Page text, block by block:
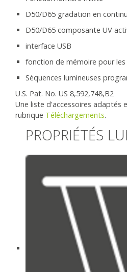
D50/D65 gradation en continu
D50/D65 composante UV
interface USB
fonction de mémoire pour
Séquences lumineuses
U.S. Pat. No. US 8,592,748,B2
Une liste d'accessoires adaptés
rubrique Téléchargements.
PROPRIÉTÉS